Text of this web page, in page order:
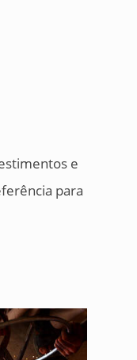
e
para